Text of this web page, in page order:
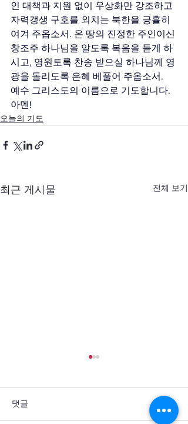
인 대책과 지원 없이 우상화만 강조하고
자력갱생 구호를 외치는 북한을 긍휼히
여겨 주옵소서. 온 땅의 진정한 주인이신
창조주 하나님을 알도록 복음을 듣게 하
시고, 영원토록 찬송 받으실 하나님께 영
광을 돌리도록 은혜 베풀어 주옵소서.
예수 그리스도의 이름으로 기도합니다.
아멘!
오늘의 기도
최근 게시물 전체 보기
댓글